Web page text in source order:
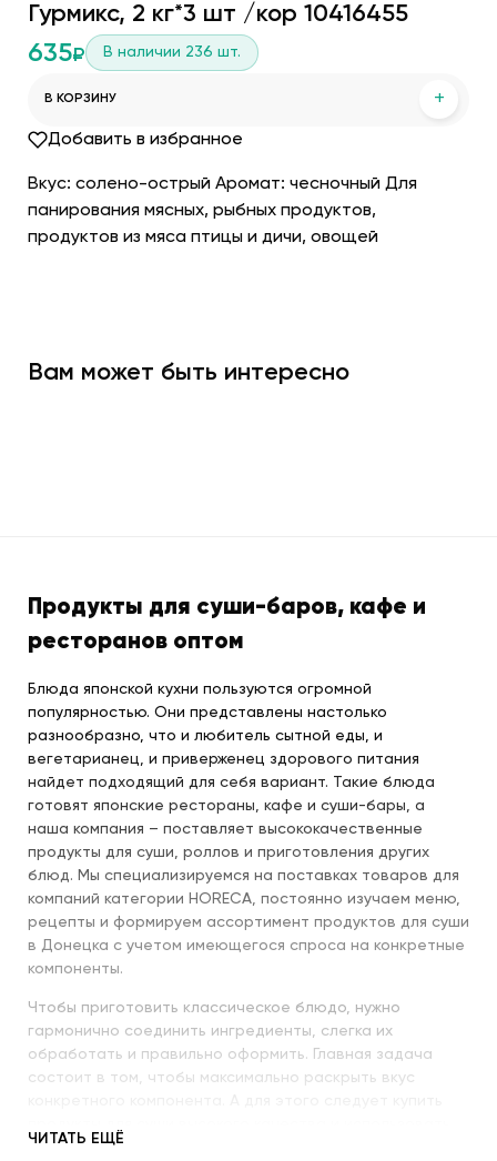
Гурмикс, 2 кг*3 шт /кор 10416455
635₽ В наличии 236 шт.
В КОРЗИНУ +
Добавить в избранное
Вкус: солено-острый Аромат: чесночный Для
панирования мясных, рыбных продуктов,
продуктов из мяса птицы и дичи, овощей
Вам может быть интересно
Продукты для суши-баров, кафе и
ресторанов оптом
Блюда японской кухни пользуются огромной
популярностью. Они представлены настолько
разнообразно, что и любитель сытной еды, и
вегетарианец, и приверженец здорового питания
найдет подходящий для себя вариант. Такие блюда
готовят японские рестораны, кафе и суши-бары, а
наша компания – поставляет высококачественные
продукты для суши, роллов и приготовления других
блюд. Мы специализируемся на поставках товаров для
компаний категории HORECA, постоянно изучаем меню,
рецепты и формируем ассортимент продуктов для суши
в Донецка с учетом имеющегося спроса на конкретные
компоненты.
Чтобы приготовить классическое блюдо, нужно
гармонично соединить ингредиенты, слегка их
обработать и правильно оформить. Главная задача
состоит в том, чтобы максимально раскрыть вкус
их со знанием всех секретов.
ЧИТАТЬ ЕЩЁ